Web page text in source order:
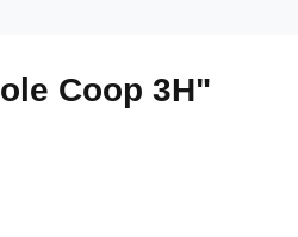
Coop 3H"